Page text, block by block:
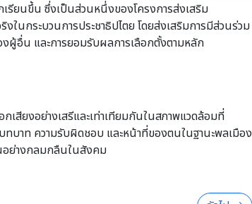
รียนขึ้น ซึ่งเป็นส่วนหนึ่งของโครงการส่งเสริม
ในกระบวนการประชาธิปไตย โดยส่งเสริมการมีส่วนร่วม
ผู้อื่น และการยอมรับผลการเลือกตั้งตามหลัก
สียงอย่างเสรีและเท่าเทียมกันในสภาพแวดล้อมที่
ทบาท ความรับผิดชอบ และหน้าที่ของตนในฐานะพลเมือง
อย่างกลมกลืนในสังคม